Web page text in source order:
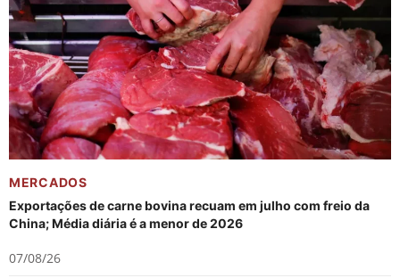
MERCADOS
Exportações de carne bovina recuam em julho com freio da
China; Média diária é a menor de 2026
07/08/26